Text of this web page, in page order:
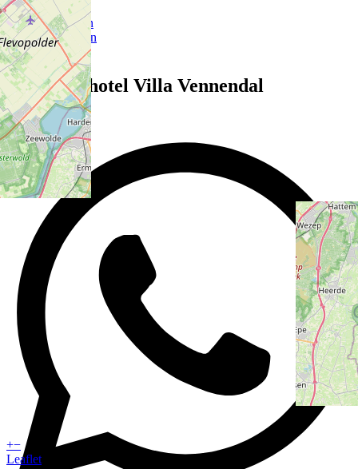
+−
Leaflet
Algemeen
Faciliteiten
Activiteiten
Extra info
Landgoedhotel Villa Vennendal